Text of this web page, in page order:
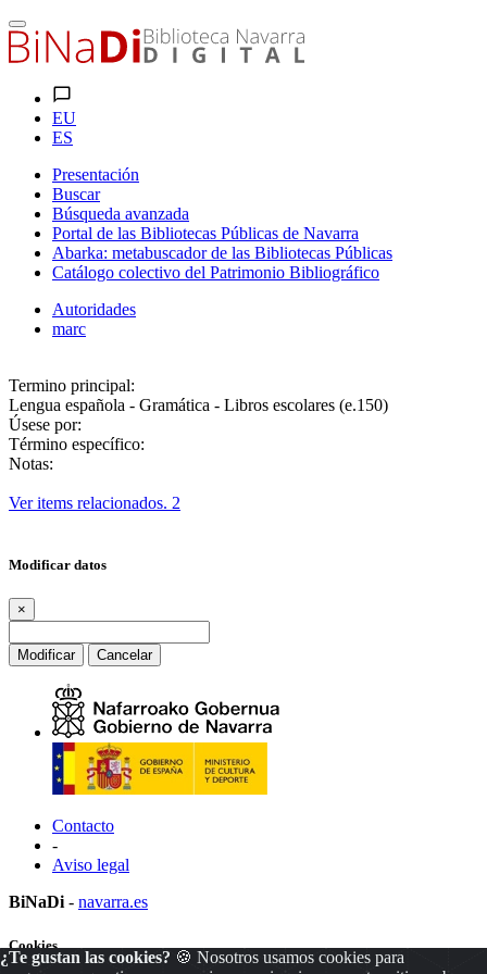
EU
ES
Presentación
Buscar
Búsqueda avanzada
Portal de las Bibliotecas Públicas de Navarra
Abarka: metabuscador de las Bibliotecas Públicas
Catálogo colectivo del Patrimonio Bibliográfico
Autoridades
marc
Termino principal:
Lengua española - Gramática - Libros escolares (e.150)
Úsese por:
Término específico:
Notas:
Ver items relacionados. 2
Modificar datos
×
Modificar Cancelar
Contacto
-
Aviso legal
BiNaDi - navarra.es
¿Te gustan las cookies? 🍪 Nosotros usamos cookies para
Cookies